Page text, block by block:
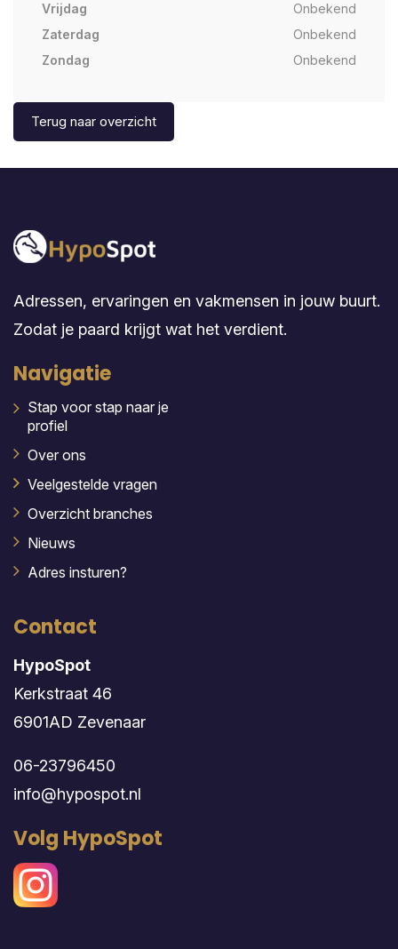
Vrijdag
Onbekend
Zaterdag
Onbekend
Zondag
Onbekend
Terug naar overzicht
Adressen, ervaringen en vakmensen in jouw buurt.
Zodat je paard krijgt wat het verdient.
Navigatie
Stap voor stap naar je
profiel
Over ons
Veelgestelde vragen
Overzicht branches
Nieuws
Adres insturen?
Contact
HypoSpot
Kerkstraat 46
6901AD Zevenaar
06-23796450
info@hypospot.nl
Volg HypoSpot